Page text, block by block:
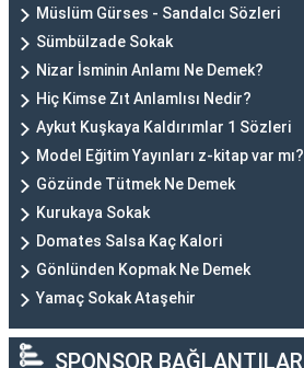
Müslüm Gürses - Sandalcı Sözleri
Sümbülzade Sokak
Nizar İsminin Anlamı Ne Demek?
Hiç Kimse Zıt Anlamlısı Nedir?
Aykut Kuşkaya Kaldırımlar 1 Sözleri
Model Eğitim Yayınları z-kitap var mı?
Gözünde Tütmek Ne Demek
Kurukaya Sokak
Domates Salsa Kaç Kalori
Gönlünden Kopmak Ne Demek
Yamaç Sokak Ataşehir
SPONSOR BAĞLANTILAR